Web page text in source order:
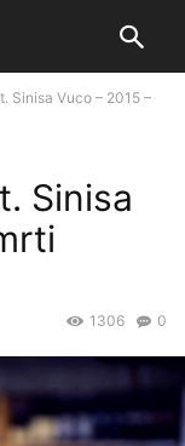
Sinisa Vuco – 2015 –
Sinisa
0
1306